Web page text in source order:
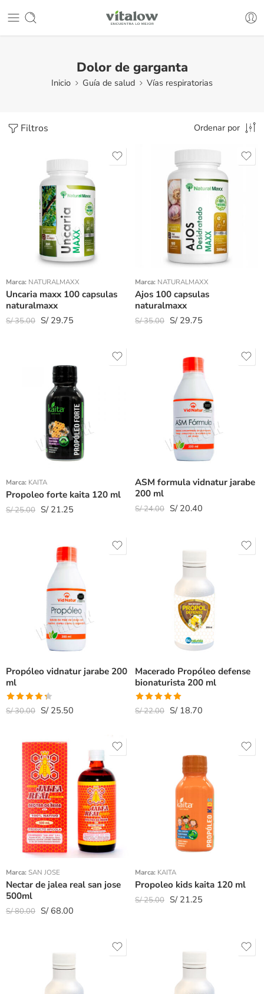
Dolor de garganta
Inicio Guía de salud Vías respiratorias
Filtros Ordenar por
Marca: NATURALMAXX
Uncaria maxx 100 capsulas
naturalmaxx
S/35.00 S/29.75
Marca: NATURALMAXX
Ajos 100 capsulas
naturalmaxx
S/35.00 S/29.75
Marca: KAITA
Propoleo forte kaita 120 ml
S/25.00 S/21.25
ASM formula vidnatur jarabe
200 ml
S/24.00 S/20.40
Propóleo vidnatur jarabe 200
ml
Valorado
S/30.00 S/25.50
Macerado Propóleo defense
bionaturista 200 ml
Valorado
S/22.00 S/18.70
Marca: SAN JOSE
Nectar de jalea real san jose
500ml
S/80.00 S/68.00
Marca: KAITA
Propoleo kids kaita 120 ml
S/25.00 S/21.25